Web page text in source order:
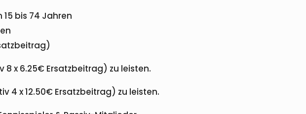
bis 74 Jahren
x 6.25€ Ersatzbeitrag) zu leisten.
4 x 12.50€ Ersatzbeitrag) zu leisten.